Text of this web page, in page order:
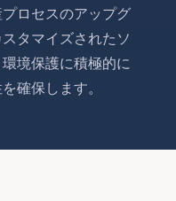
ロセスのアップグ
タマイズされたソ
境保護に積極的に
確保します。